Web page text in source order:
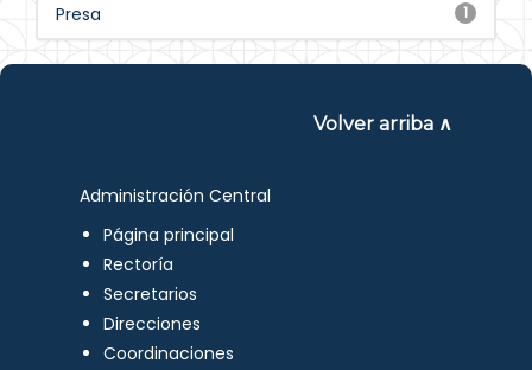
1
Presa
Volver arriba ∧
Administración Central
Página principal
Rectoría
Secretarios
Direcciones
Coordinaciones